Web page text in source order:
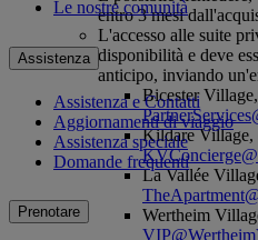
entro 3 mesi
L'accesso alle suite
disponibilità e deve
anticipo, inviando
Bicester
Kildare Village,
La Vallée
Wertheim
Le nostre comunità
Assistenza
Assistenza e Contatti
Aggiornamenti di viaggio
Assistenza speciale
Domande frequenti
Prenotare